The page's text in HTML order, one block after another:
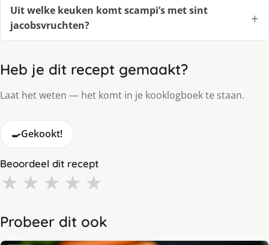
Uit welke keuken komt scampi’s met sint
jacobsvruchten?
Heb je dit recept gemaakt?
Laat het weten — het komt in je kooklogboek te staan.
🍳Gekookt!
Beoordeel dit recept
★ ★ ★ ★ ★
Probeer dit ook